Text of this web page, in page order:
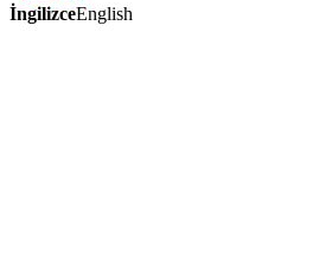
İngilizceEnglish